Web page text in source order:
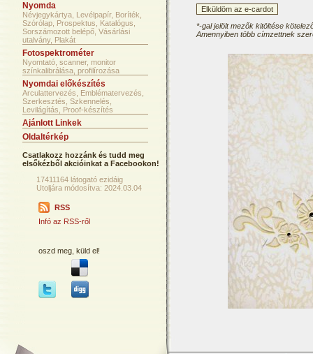
Nyomda
Névjegykártya, Levélpapír, Boríték,
Szórólap, Prospektus, Katalógus,
Sorszámozott belépő, Vásárlási
utalvány, Plakát
Fotospektrométer
Nyomtató, scanner, monitor
színkalibrálása, profilírozása
Nyomdai előkészítés
Arculattervezés, Emblématervezés,
Szerkesztés, Szkennelés,
Levilágítás, Proof-készítés
Ajánlott Linkek
Oldaltérkép
Csatlakozz hozzánk és tudd meg
elsőkézből akcióinkat a Facebookon!
17411164 látogató ezidáig
Utoljára módosítva: 2024.03.04
RSS
Infó az RSS-ről
oszd meg, küld el!
*-gal jelölt mezők kitöltése
Amennyiben több címzettnek